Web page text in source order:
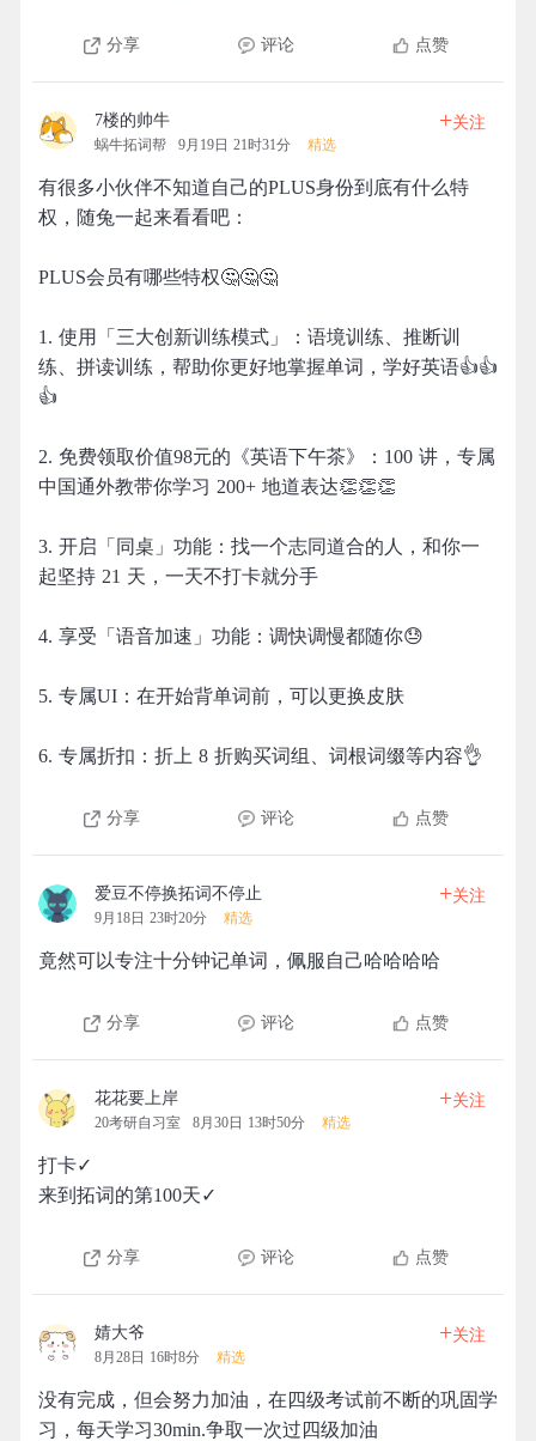
分享 评论 点赞
7楼的帅牛
蜗牛拓词帮 9月19日 21时31分 精选
+关注
有很多小伙伴不知道自己的PLUS身份到底有什么特
权，随兔一起来看看吧：
PLUS会员有哪些特权🤔🤔🤔
1. 使用「三大创新训练模式」：语境训练、推断训
练、拼读训练，帮助你更好地掌握单词，学好英语👍👍
👍
2. 免费领取价值98元的《英语下午茶》：100 讲，专属
中国通外教带你学习 200+ 地道表达👏👏👏
3. 开启「同桌」功能：找一个志同道合的人，和你一
起坚持 21 天，一天不打卡就分手
4. 享受「语音加速」功能：调快调慢都随你😓
5. 专属UI：在开始背单词前，可以更换皮肤
6. 专属折扣：折上 8 折购买词组、词根词缀等内容👌
分享 评论 点赞
爱豆不停换拓词不停止
9月18日 23时20分 精选
+关注
竟然可以专注十分钟记单词，佩服自己哈哈哈哈
分享 评论 点赞
花花要上岸
20考研自习室 8月30日 13时50分 精选
+关注
打卡✓
来到拓词的第100天✓
分享 评论 点赞
婧大爷
8月28日 16时8分 精选
+关注
没有完成，但会努力加油，在四级考试前不断的巩固学
习，每天学习30min.争取一次过四级加油